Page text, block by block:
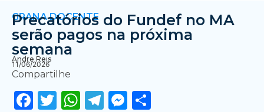
GRANA DOCENTE
Precatórios do Fundef no MA
serão pagos na próxima
semana
Andre Reis
11/06/2026
Compartilhe
Facebook
Twitter
WhatsApp
Telegram
Messenger